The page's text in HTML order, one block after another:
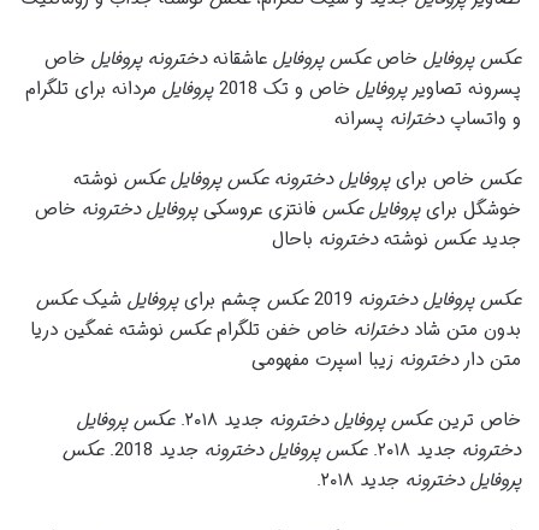
عکس پروفایل خاصعکس پروفایل عاشقانهدخترونه پروفایل خاص
پسرونه تصاویرپروفایل خاص و تک 2018 پروفایل مردانه برای تلگرام
و واتساپدخترانه پسرانه
عکس خاص برایپروفایل دخترونه عکس پروفایل عکس نوشته
خوشگل برایپروفایل عکس فانتزی عروسکیپروفایل دخترونه خاص
جدیدعکس نوشتهدخترونه باحال
عکس پروفایل دخترونه عکس چشم برایپروفایل شیکعکس
بدون متن شاددخترانه خاص خفن تلگرامعکس نوشته غمگین دریا
متن داردخترونه زیبا اسپرت مفهومی
خاص ترینعکس پروفایل دخترونه جدید ۲۰۱۸.
عکس پروفایل
دخترونه جدید ۲۰۱۸. عکس پروفایل دخترونه جدید 2018.
عکس
پروفایل دخترونه جدید ۲۰۱۸.